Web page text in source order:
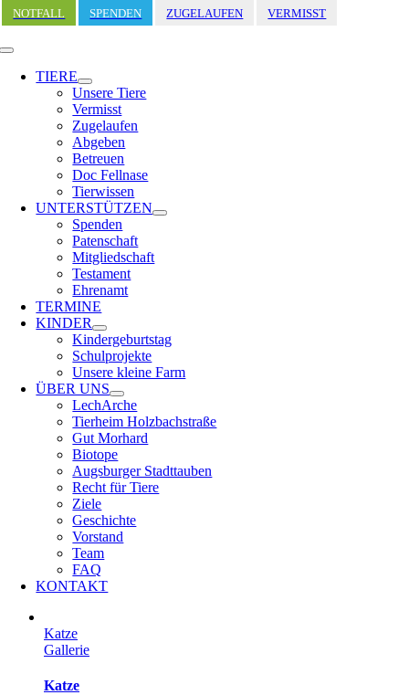
Zum
Inhalt
springen
NOTFALL SPENDEN ZUGELAUFEN VERMISST
Toggle
Navigation
TIERE
Unsere Tiere
Vermisst
Zugelaufen
Abgeben
Betreuen
Doc Fellnase
Tierwissen
UNTERSTÜTZEN
Spenden
Patenschaft
Mitgliedschaft
Testament
Ehrenamt
TERMINE
KINDER
Kindergeburtstag
Schulprojekte
Unsere kleine Farm
ÜBER UNS
LechArche
Tierheim Holzbachstraße
Gut Morhard
Biotope
Augsburger Stadttauben
Recht für Tiere
Ziele
Geschichte
Vorstand
Team
FAQ
KONTAKT
Katze
Gallerie
Katze